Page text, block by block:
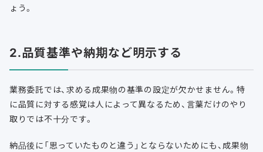
ょう。
2.品質基準や納期など明示する
業務委託では、求める成果物の基準の設定が欠かせません。特
に品質に対する感覚は人によって異なるため、言葉だけのやり
取りでは不十分です。
納品後に「思っていたものと違う」とならないためにも、成果物